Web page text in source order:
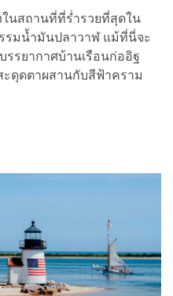
นสถานที่ที่ร่ำรวยที่สุดใน
รมน้ำมันปลาวาฬ แม้ที่นี่จะ
รรยากาศบ้านเรือนก่ออิฐ
ะดุดตาผสานกับสีฟ้าคราม